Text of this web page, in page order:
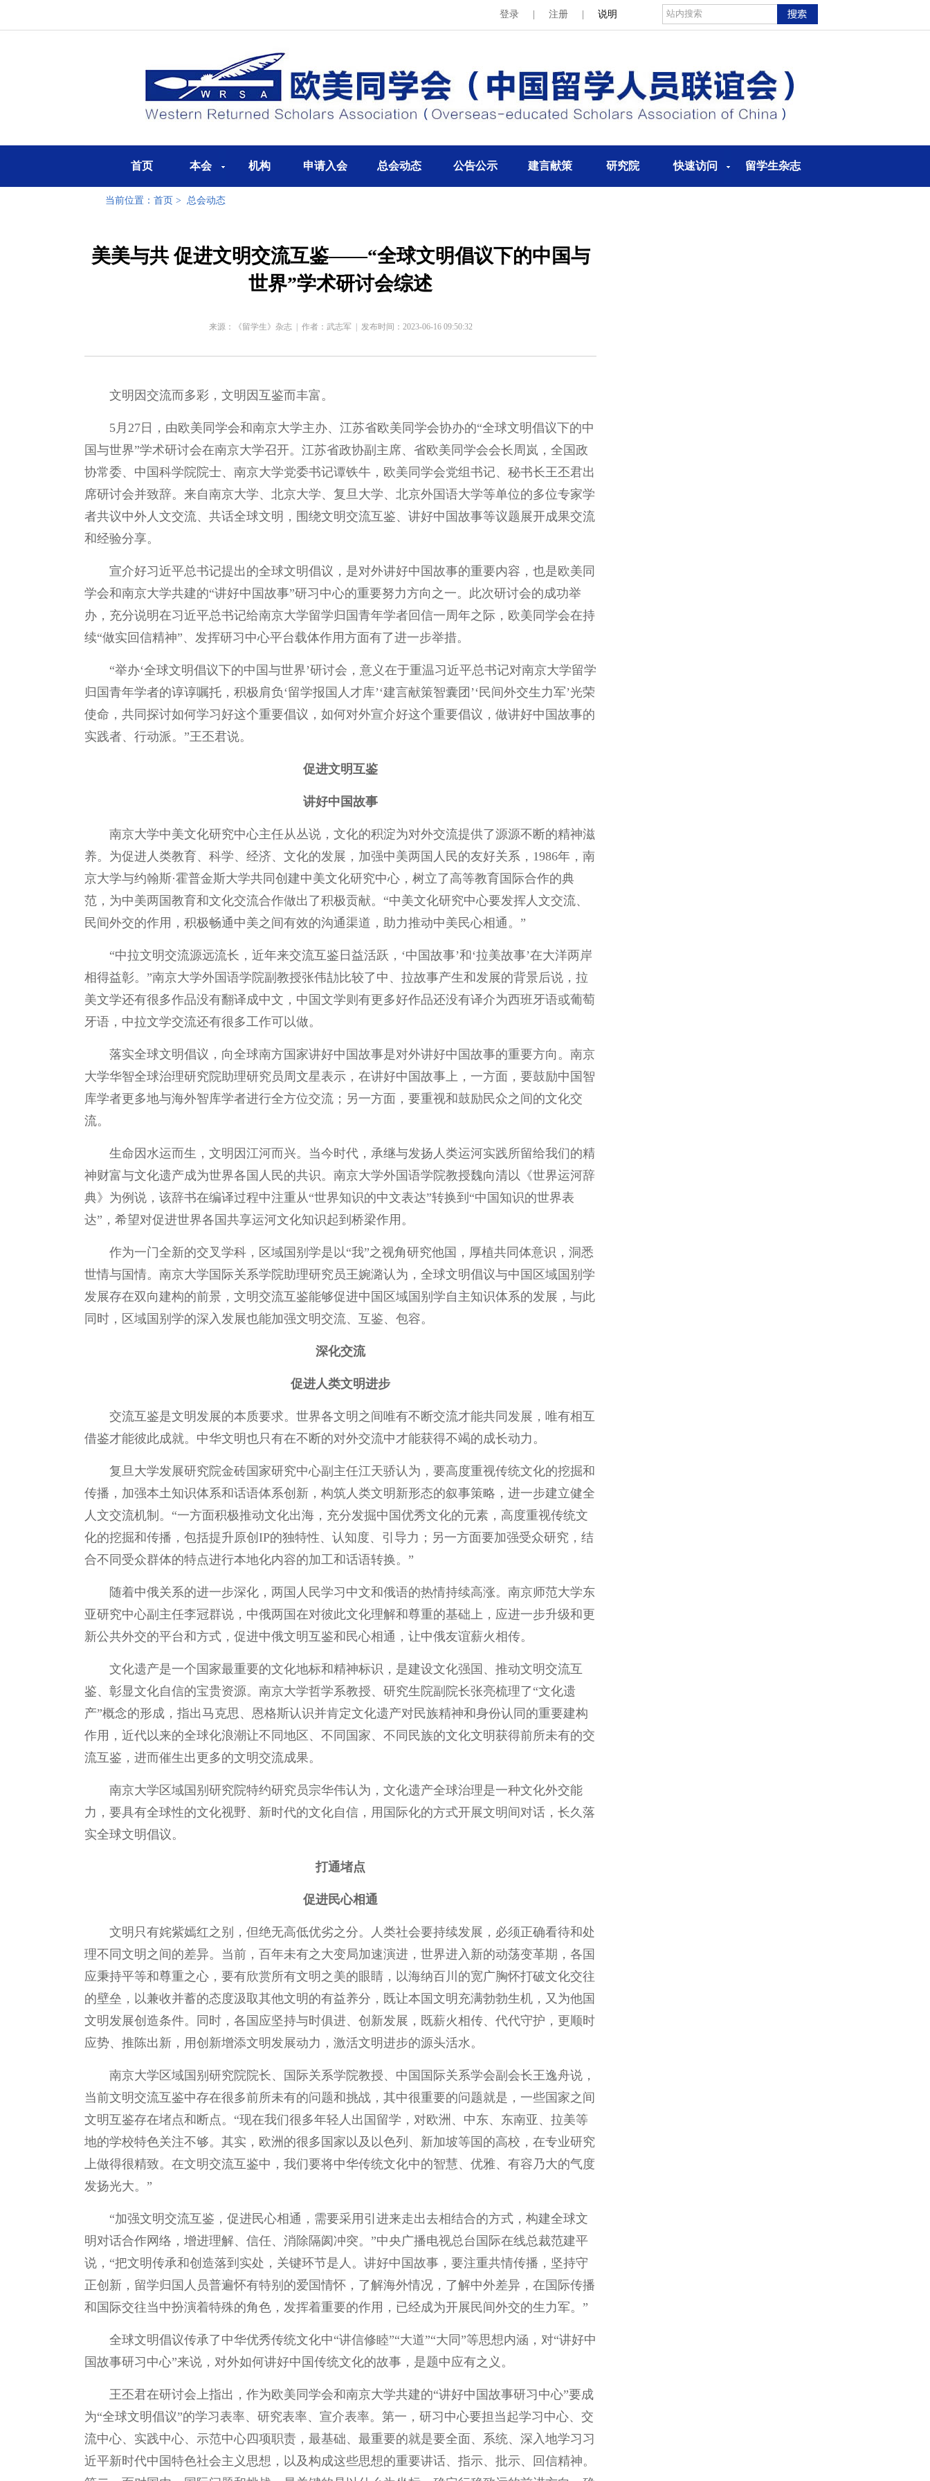
登录 注册 说明
首页 本会 机构 申请入会 总会动态 公告公示 建言献策 研究院 快速访问 留学生杂志
当前位置： 首页 > 总会动态
美美与共 促进文明交流互鉴——“全球文明倡议下的中国与
世界”学术研讨会综述
来源：《留学生》杂志| 作者：武志军| 发布时间：2023-06-16 09:50:32
文明因交流而多彩，文明因互鉴而丰富。
5月27日，由欧美同学会和南京大学主办、江苏省欧美同学会协办的“全球文明倡议下的中
国与世界”学术研讨会在南京大学召开。江苏省政协副主席、省欧美同学会会长周岚，全国政
协常委、中国科学院院士、南京大学党委书记谭铁牛，欧美同学会党组书记、秘书长王丕君出
席研讨会并致辞。来自南京大学、北京大学、复旦大学、北京外国语大学等单位的多位专家学
者共议中外人文交流、共话全球文明，围绕文明交流互鉴、讲好中国故事等议题展开成果交流
和经验分享。
宣介好习近平总书记提出的全球文明倡议，是对外讲好中国故事的重要内容，也是欧美同
学会和南京大学共建的“讲好中国故事”研习中心的重要努力方向之一。此次研讨会的成功举
办，充分说明在习近平总书记给南京大学留学归国青年学者回信一周年之际，欧美同学会在持
续“做实回信精神”、发挥研习中心平台载体作用方面有了进一步举措。
“举办‘全球文明倡议下的中国与世界’研讨会，意义在于重温习近平总书记对南京大学留学
归国青年学者的谆谆嘱托，积极肩负‘留学报国人才库’‘建言献策智囊团’‘民间外交生力军’光荣
使命，共同探讨如何学习好这个重要倡议，如何对外宣介好这个重要倡议，做讲好中国故事的
实践者、行动派。”王丕君说。
促进文明互鉴
讲好中国故事
南京大学中美文化研究中心主任从丛说，文化的积淀为对外交流提供了源源不断的精神滋
养。为促进人类教育、科学、经济、文化的发展，加强中美两国人民的友好关系，1986年，南
京大学与约翰斯·霍普金斯大学共同创建中美文化研究中心，树立了高等教育国际合作的典
范，为中美两国教育和文化交流合作做出了积极贡献。“中美文化研究中心要发挥人文交流、
民间外交的作用，积极畅通中美之间有效的沟通渠道，助力推动中美民心相通。”
“中拉文明交流源远流长，近年来交流互鉴日益活跃，‘中国故事’和‘拉美故事’在大洋两岸
相得益彰。”南京大学外国语学院副教授张伟劼比较了中、拉故事产生和发展的背景后说，拉
美文学还有很多作品没有翻译成中文，中国文学则有更多好作品还没有译介为西班牙语或葡萄
牙语，中拉文学交流还有很多工作可以做。
落实全球文明倡议，向全球南方国家讲好中国故事是对外讲好中国故事的重要方向。南京
大学华智全球治理研究院助理研究员周文星表示，在讲好中国故事上，一方面，要鼓励中国智
库学者更多地与海外智库学者进行全方位交流；另一方面，要重视和鼓励民众之间的文化交
流。
生命因水运而生，文明因江河而兴。当今时代，承继与发扬人类运河实践所留给我们的精
神财富与文化遗产成为世界各国人民的共识。南京大学外国语学院教授魏向清以《世界运河辞
典》为例说，该辞书在编译过程中注重从“世界知识的中文表达”转换到“中国知识的世界表
达”，希望对促进世界各国共享运河文化知识起到桥梁作用。
作为一门全新的交叉学科，区域国别学是以“我”之视角研究他国，厚植共同体意识，洞悉
世情与国情。南京大学国际关系学院助理研究员王婉潞认为，全球文明倡议与中国区域国别学
发展存在双向建构的前景，文明交流互鉴能够促进中国区域国别学自主知识体系的发展，与此
同时，区域国别学的深入发展也能加强文明交流、互鉴、包容。
深化交流
促进人类文明进步
交流互鉴是文明发展的本质要求。世界各文明之间唯有不断交流才能共同发展，唯有相互
借鉴才能彼此成就。中华文明也只有在不断的对外交流中才能获得不竭的成长动力。
复旦大学发展研究院金砖国家研究中心副主任江天骄认为，要高度重视传统文化的挖掘和
传播，加强本土知识体系和话语体系创新，构筑人类文明新形态的叙事策略，进一步建立健全
人文交流机制。“一方面积极推动文化出海，充分发掘中国优秀文化的元素，高度重视传统文
化的挖掘和传播，包括提升原创IP的独特性、认知度、引导力；另一方面要加强受众研究，结
合不同受众群体的特点进行本地化内容的加工和话语转换。”
随着中俄关系的进一步深化，两国人民学习中文和俄语的热情持续高涨。南京师范大学东
亚研究中心副主任李冠群说，中俄两国在对彼此文化理解和尊重的基础上，应进一步升级和更
新公共外交的平台和方式，促进中俄文明互鉴和民心相通，让中俄友谊薪火相传。
文化遗产是一个国家最重要的文化地标和精神标识，是建设文化强国、推动文明交流互
鉴、彰显文化自信的宝贵资源。南京大学哲学系教授、研究生院副院长张亮梳理了“文化遗
产”概念的形成，指出马克思、恩格斯认识并肯定文化遗产对民族精神和身份认同的重要建构
作用，近代以来的全球化浪潮让不同地区、不同国家、不同民族的文化文明获得前所未有的交
流互鉴，进而催生出更多的文明交流成果。
南京大学区域国别研究院特约研究员宗华伟认为，文化遗产全球治理是一种文化外交能
力，要具有全球性的文化视野、新时代的文化自信，用国际化的方式开展文明间对话，长久落
实全球文明倡议。
打通堵点
促进民心相通
文明只有姹紫嫣红之别，但绝无高低优劣之分。人类社会要持续发展，必须正确看待和处
理不同文明之间的差异。当前，百年未有之大变局加速演进，世界进入新的动荡变革期，各国
应秉持平等和尊重之心，要有欣赏所有文明之美的眼睛，以海纳百川的宽广胸怀打破文化交往
的壁垒，以兼收并蓄的态度汲取其他文明的有益养分，既让本国文明充满勃勃生机，又为他国
文明发展创造条件。同时，各国应坚持与时俱进、创新发展，既薪火相传、代代守护，更顺时
应势、推陈出新，用创新增添文明发展动力，激活文明进步的源头活水。
南京大学区域国别研究院院长、国际关系学院教授、中国国际关系学会副会长王逸舟说，
当前文明交流互鉴中存在很多前所未有的问题和挑战，其中很重要的问题就是，一些国家之间
文明互鉴存在堵点和断点。“现在我们很多年轻人出国留学，对欧洲、中东、东南亚、拉美等
地的学校特色关注不够。其实，欧洲的很多国家以及以色列、新加坡等国的高校，在专业研究
上做得很精致。在文明交流互鉴中，我们要将中华传统文化中的智慧、优雅、有容乃大的气度
发扬光大。”
“加强文明交流互鉴，促进民心相通，需要采用引进来走出去相结合的方式，构建全球文
明对话合作网络，增进理解、信任、消除隔阂冲突。”中央广播电视总台国际在线总裁范建平
说，“把文明传承和创造落到实处，关键环节是人。讲好中国故事，要注重共情传播，坚持守
正创新，留学归国人员普遍怀有特别的爱国情怀，了解海外情况，了解中外差异，在国际传播
和国际交往当中扮演着特殊的角色，发挥着重要的作用，已经成为开展民间外交的生力军。”
全球文明倡议传承了中华优秀传统文化中“讲信修睦”“大道”“大同”等思想内涵，对“讲好中
国故事研习中心”来说，对外如何讲好中国传统文化的故事，是题中应有之义。
王丕君在研讨会上指出，作为欧美同学会和南京大学共建的“讲好中国故事研习中心”要成
为“全球文明倡议”的学习表率、研究表率、宣介表率。第一，研习中心要担当起学习中心、交
流中心、实践中心、示范中心四项职责，最基础、最重要的就是要全面、系统、深入地学习习
近平新时代中国特色社会主义思想，以及构成这些思想的重要讲话、指示、批示、回信精神。